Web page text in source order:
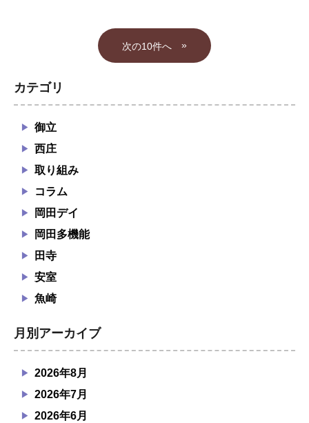
»
カテゴリ
御立
西庄
取り組み
コラム
岡田デイ
岡田多機能
田寺
安室
魚崎
月別アーカイブ
2026年8月
2026年7月
2026年6月